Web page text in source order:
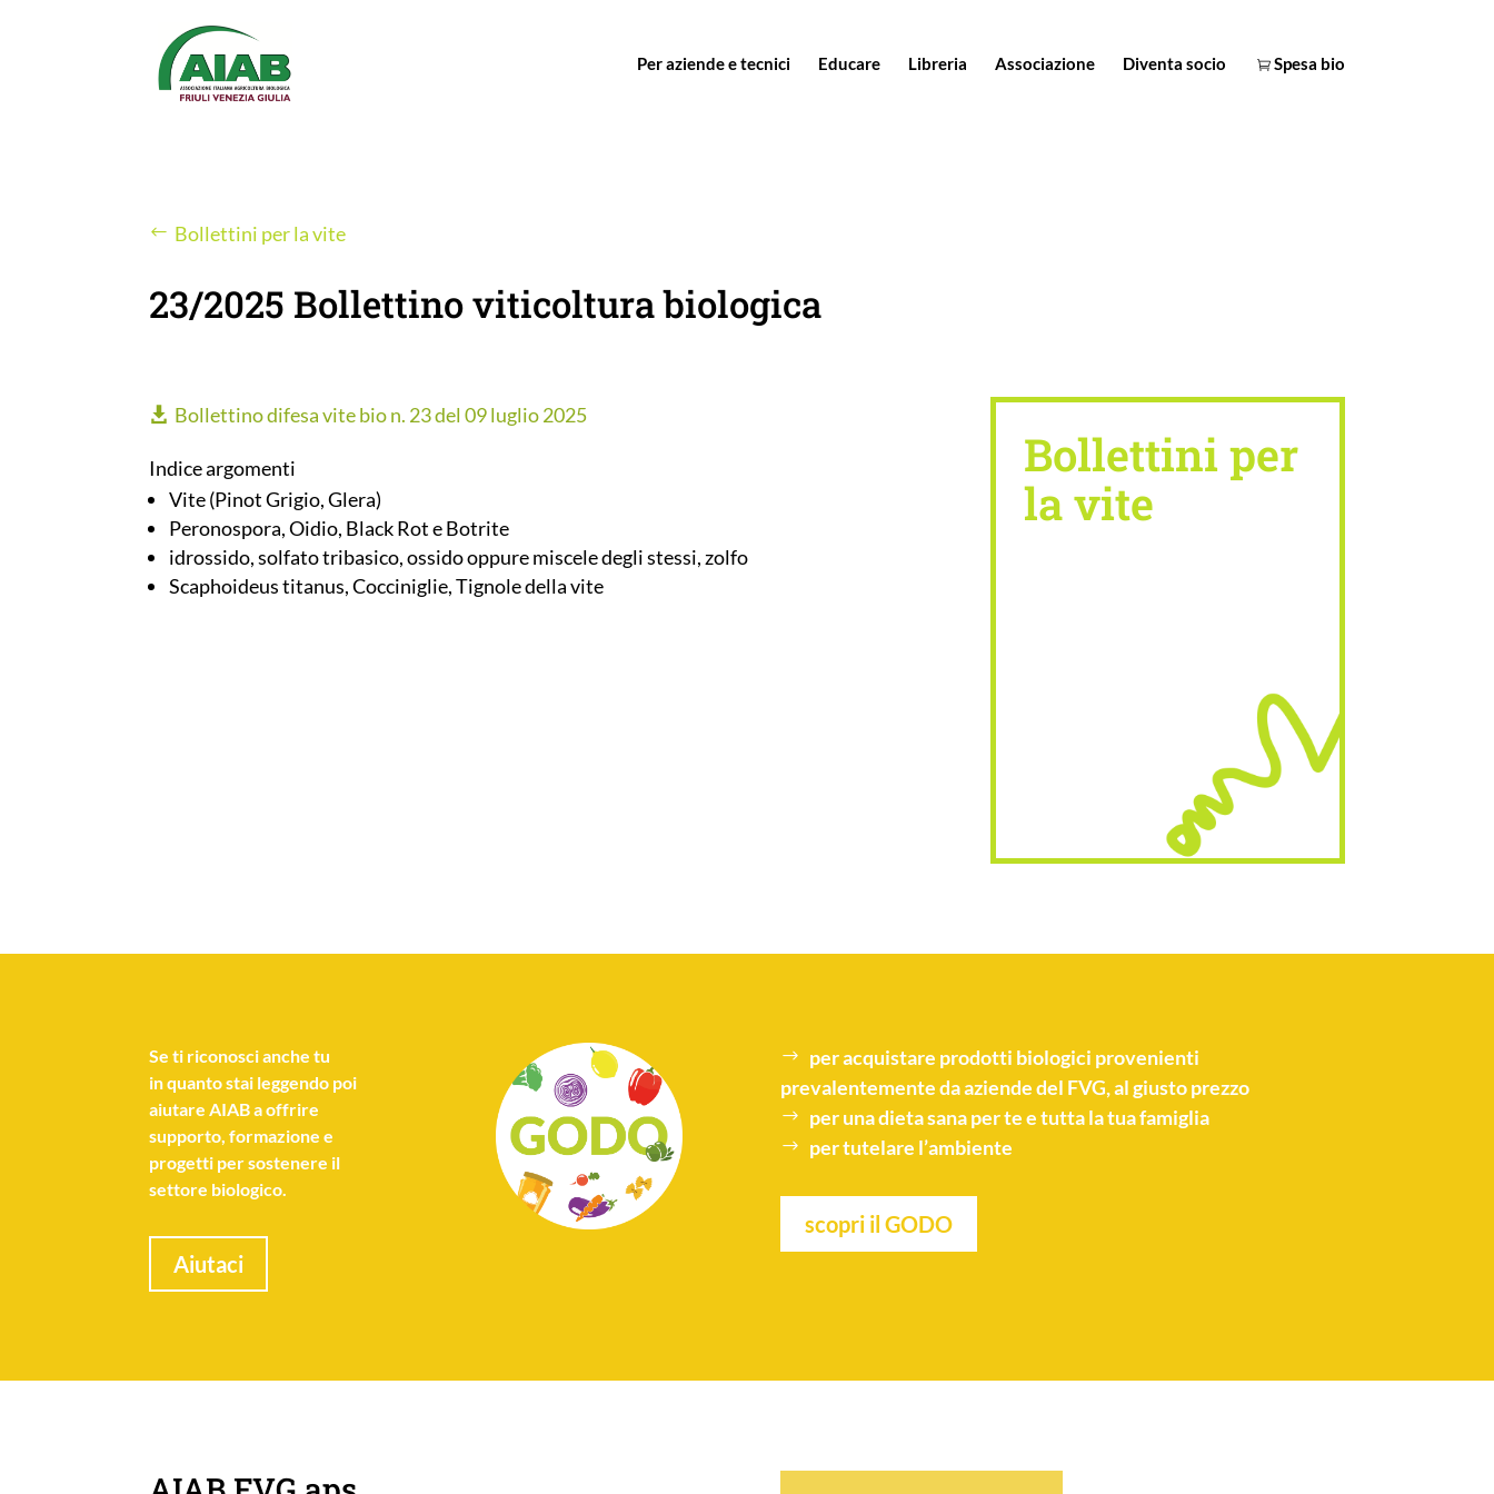
Per aziende e tecnici Educare Libreria Associazione Diventa socio Spesa bio
Bollettini per la vite
23/2025 Bollettino viticoltura biologica
Bollettino difesa vite bio n. 23 del 09 luglio 2025
Indice argomenti
Vite (Pinot Grigio, Glera)
Peronospora, Oidio, Black Rot e Botrite
idrossido, solfato tribasico, ossido oppure miscele degli stessi, zolfo
Scaphoideus titanus, Cocciniglie, Tignole della vite
Bollettini per
la vite
Seti riconosci anche tu
in quanto stai leggendo poi
aiutare AIAB a offrire
supporto, formazione e
progetti per sostenere il
settore biologico.
Aiutaci
per acquistare prodotti biologici provenienti
prevalentemente da aziende del FVG, al giusto prezzo
per unadieta sanaper te e tutta la tua famiglia
per tutelare l’ambiente
scopri il GODO